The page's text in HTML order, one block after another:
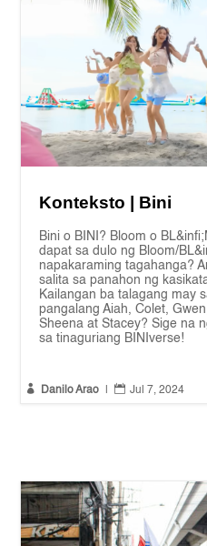
Konteksto | Bini
Bini o BINI? Bloom o
dapat sa dulo ng Bloom/
napakaraming tagahanga?
salita sa panahon ng
Kailangan ba talagang may
pangalang Aiah, Colet,
Sheena at Stacey? Sige na
sa tinaguriang BINIverse!
 Danilo Arao  Jul 7, 2024